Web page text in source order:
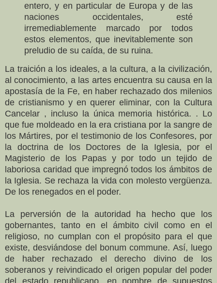
entero, y en particular de Europa y de las
naciones occidentales, esté
irremediablemente marcado por todos
estos elementos, que inevitablemente son
preludio de su caída, de su ruina.
La traición a los ideales, a la cultura, a la civilización,
al conocimiento, a las artes encuentra su causa en la
apostasía de la Fe, en haber rechazado dos milenios
de cristianismo y en querer eliminar, con la Cultura
Cancelar , incluso la única memoria histórica. . Lo
que fue moldeado en la era cristiana por la sangre de
los Mártires, por el testimonio de los Confesores, por
la doctrina de los Doctores de la Iglesia, por el
Magisterio de los Papas y por todo un tejido de
laboriosa caridad que impregnó todos los ámbitos de
la Iglesia. Se rechaza la vida con molesto vergüenza.
De los renegados en el poder.
La perversión de la autoridad ha hecho que los
gobernantes, tanto en el ámbito civil como en el
religioso, no cumplan con el propósito para el que
existe, desviándose del bonum commune. Así, luego
de haber rechazado el derecho divino de los
soberanos y reivindicado el origen popular del poder